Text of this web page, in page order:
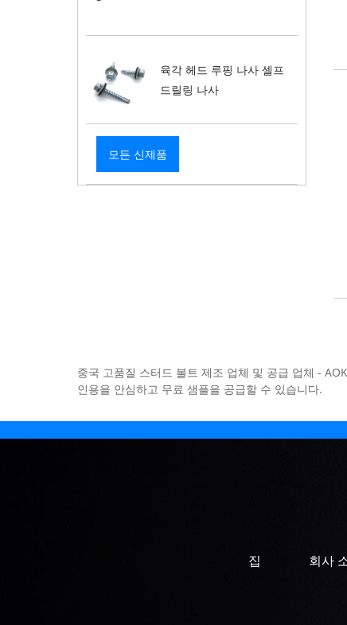
육각 헤드 루핑 나사 셀프
드릴링 나사
모든 신제품
중국 고품질 스터드 볼트 제조 업체 및 공급 업체 -
인용을 안심하고 무료 샘플을 공급할 수 있습니다.
집 회사